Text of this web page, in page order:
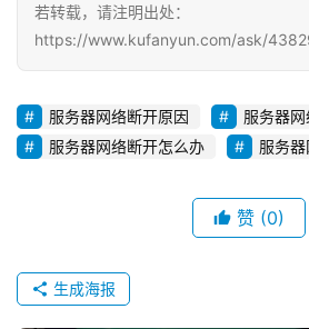
若转载，请注明出处：
https://www.kufanyun.com/ask/
服务器网络断开原因
服务器
服务器网络断开怎么办
服务
赞 (0)
生成海报